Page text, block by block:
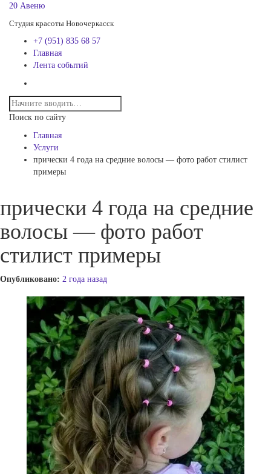
20 Авеню
Студия красоты Новочеркасск
+7 (951) 835 68 57
Главная
Лента событий
Поиск по сайту
Главная
Услуги
прически 4 года на средние волосы — фото работ стилист
примеры
прически 4 года на средние
волосы — фото работ
стилист примеры
Опубликовано: 2 года назад